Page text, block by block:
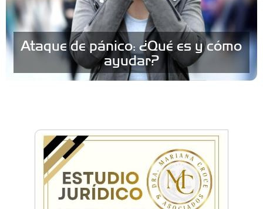
Ataque de pánico: ¿Qué es y cómo
ayudar?